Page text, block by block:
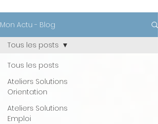
Mon Actu - Blog
Tous les posts
Ateliers Solutions
Orientation
Ateliers Solutions
Emploi
Tous les posts